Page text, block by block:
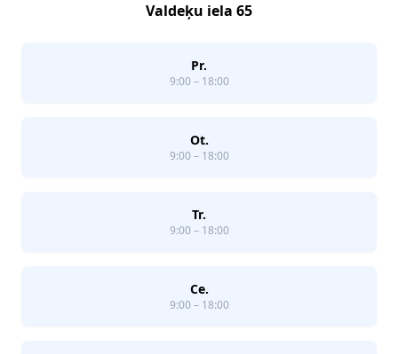
Valdeķu iela 65
Pr.
9:00 – 18:00
Ot.
9:00 – 18:00
Tr.
9:00 – 18:00
Ce.
9:00 – 18:00